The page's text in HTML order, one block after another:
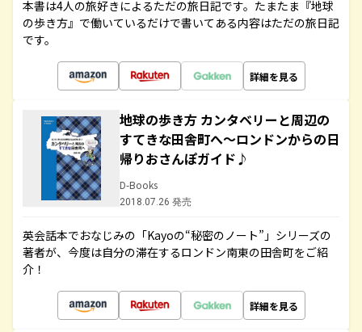
本書は4人の旅好きによるただの旅日記です。たまたま『地球
の歩き方』で働いているだけで書いてある内容はただの旅日記
です。
詳細を見る
地球の歩き方 カンタベリーと周辺の
すてきな田舎町へ～ロンドンからの日
帰りおさんぽガイド♪
D-Books
2018.07.26 発売
英会話本でおなじみの「Kayoの“秘密のノート”」シリーズの
著者が、今度は自分の滞在するロンドン南東の田舎町をご紹
介！
詳細を見る